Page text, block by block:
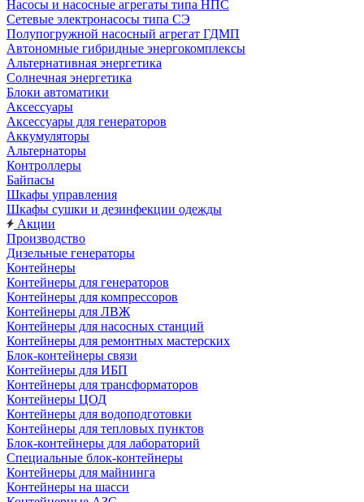
Насосы и насосные агрегаты типа НПС
Сетевые электронасосы типа СЭ
Полупогружной насосный агрегат ГДМП
Автономные гибридные энергокомплексы
Альтернативная энергетика
Солнечная энергетика
Блоки автоматики
Аксессуары
Аксессуары для генераторов
Аккумуляторы
Альтернаторы
Контроллеры
Байпасы
Шкафы управления
Шкафы сушки и дезинфекции одежды
Акции
Производство
Дизельные генераторы
Контейнеры
Контейнеры для генераторов
Контейнеры для компрессоров
Контейнеры для ЛВЖ
Контейнеры для насосных станций
Контейнеры для ремонтных мастерских
Блок-контейнеры связи
Контейнеры для ИБП
Контейнеры для трансформаторов
Контейнеры ЦОД
Контейнеры для водоподготовки
Контейнеры для тепловых пунктов
Блок-контейнеры для лабораторий
Специальные блок-контейнеры
Контейнеры для майнинга
Контейнеры на шасси